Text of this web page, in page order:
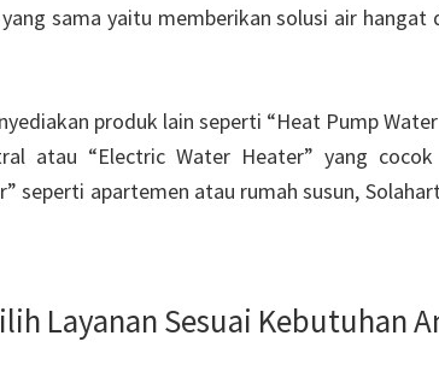
sama yaitu memberikan solusi air
produk lain seperti “Heat Pump
atau “Electric Water Heater” yang
seperti apartemen atau rumah susun,
Layanan Sesuai Kebutuhan